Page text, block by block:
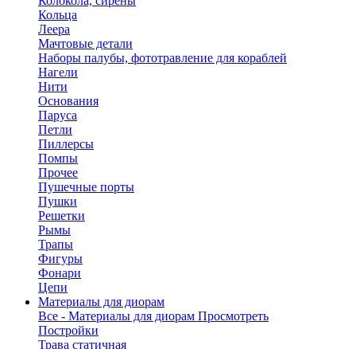
Кольца
Леера
Мачтовые детали
Наборы палубы, фототравление для кораблей
Нагели
Нити
Основания
Паруса
Петли
Пиллерсы
Помпы
Прочее
Пушечные порты
Пушки
Решетки
Рымы
Трапы
Фигуры
Фонари
Цепи
Материалы для диорам
Все - Материалы для диорам Просмотреть
Постройки
Трава статичная